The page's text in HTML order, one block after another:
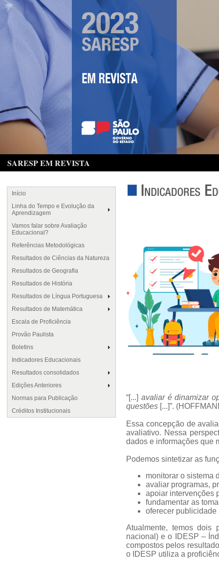
SARESP EM REVISTA
Início
Linha do Tempo e Evolução da
Aprendizagem
Vamos falar sobre Avaliação
Educacional?
Referências Metodológicas
Resultados de Ciências da Natureza
Resultados de Geografia
Resultados de História
Resultados de Língua Portuguesa
Resultados de Matemática
Escala de Proficiência
Provão Paulista
Boletins
Indicadores Educacionais
Resultados consolidados
Edições Anteriores
Normas para Publicação
Créditos Institucionais
“[...] avaliar é dinamizar
questões [...]”.
Essa concepção de
avaliativo. Nessa
dados e informações que
Podemos sintetizar as
monitorar o sistema
avaliar programas,
apoiar intervenções
fundamentar as
oferecer
Atualmente, temos dois
nacional) e o IDESP –
compostos pelos
o IDESP utiliza a